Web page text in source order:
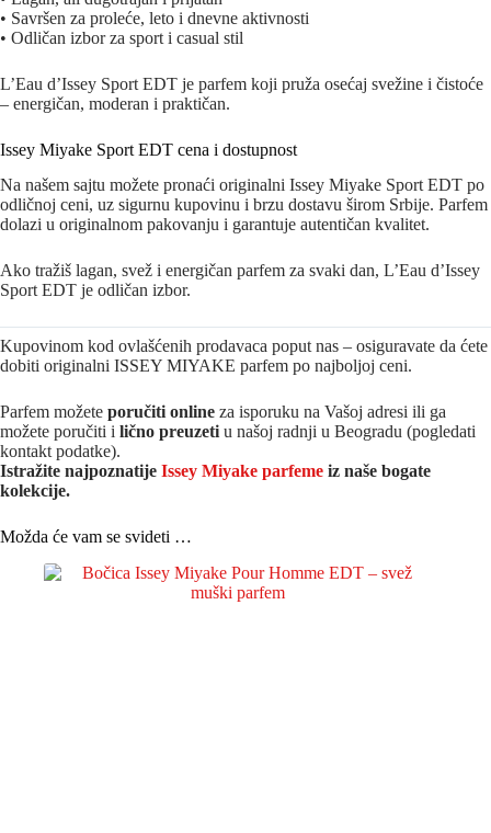
• Savršen za proleće, leto i dnevne aktivnosti
• Odličan izbor za sport i casual stil
L’Eau d’Issey Sport EDT je parfem koji pruža osećaj svežine i čistoće
– energičan, moderan i praktičan.
Issey Miyake Sport EDT cena i dostupnost
Na našem sajtu možete pronaći originalni Issey Miyake Sport EDT po
odličnoj ceni, uz sigurnu kupovinu i brzu dostavu širom Srbije. Parfem
dolazi u originalnom pakovanju i garantuje autentičan kvalitet.
Ako tražiš lagan, svež i energičan parfem za svaki dan, L’Eau d’Issey
Sport EDT je odličan izbor.
Kupovinom kod ovlašćenih prodavaca poput nas – osiguravate da ćete
dobiti originalni ISSEY MIYAKE parfem po najboljoj ceni.
Parfem možete poručiti online za isporuku na Vašoj adresi ili ga
možete poručiti i lično preuzetiu našoj radnji u Beogradu (pogledati
kontakt podatke).
Istražite najpoznatije Issey Miyake parfeme iz naše bogate
kolekcije.
Možda će vam se svideti …